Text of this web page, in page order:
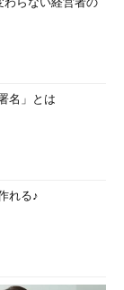
名」とは
れる♪